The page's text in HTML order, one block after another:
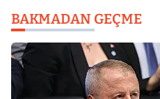
BAKMADAN GEÇME